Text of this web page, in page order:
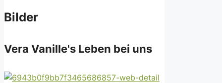
Bilder
Vera Vanille's Leben bei uns